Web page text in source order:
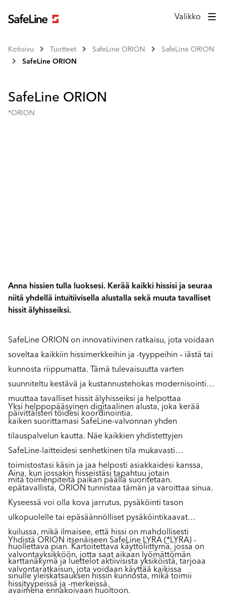
Valikko
Kotisivu Tuotteet SafeLine ORION
SafeLine ORION
SafeLine ORION
SafeLine ORION
*ORION
Anna hissien tulla luoksesi. Kerää kaikki hissisi ja seuraa
niitä yhdellä intuitiivisella alustalla sekä muuta tavalliset
hissit älyhisseiksi.
SafeLine ORION on innovatiivinen ratkaisu, jota voidaan
soveltaa kaikkiin hissimerkkeihin ja -tyyppeihin – iästä tai
kunnosta riippumatta. Tämä tulevaisuutta varten
suunniteltu kestävä ja kustannustehokas modernisointi
muuttaa tavalliset hissit älyhisseiksi ja helpottaa
päivittäisten töidesi koordinointia.
Yksi helppopääsyinen digitaalinen alusta, joka kerää
kaiken suorittamasi SafeLine-valvonnan yhden
tilauspalvelun kautta. Näe kaikkien yhdistettyjen
SafeLine-laitteidesi senhetkinen tila mukavasti
toimistostasi käsin ja jaa helposti asiakkaidesi kanssa,
mitä toimenpiteitä paikan päällä suoritetaan.
Aina, kun jossakin hisseistäsi tapahtuu jotain
epätavallista, ORION tunnistaa tämän ja varoittaa sinua.
Kyseessä voi olla kova jarrutus, pysäköinti tason
ulkopuolelle tai epäsäännölliset pysäköintikaavat
kuilussa, mikä ilmaisee, että hissi on mahdollisesti
huollettava pian. Kartoitettava käyttöliittymä, jossa on
karttanäkymä ja luettelot aktiivisista yksiköistä, tarjoaa
sinulle yleiskatsauksen hissin kunnosta, mikä toimii
avaimena ennakoivaan huoltoon.
Yhdistä ORION itsenäiseen SafeLine LYRA (*LYRA) -
valvontayksikköön, jotta saat aikaan lyömättömän
valvontaratkaisun, jota voidaan käyttää kaikissa
hissityypeissä ja -merkeissä.